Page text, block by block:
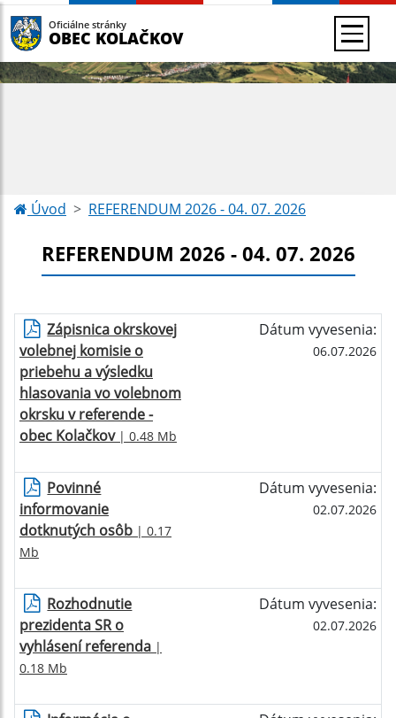
Oficiálne stránky
OBEC KOLAČKOV
Úvod REFERENDUM 2026 - 04. 07. 2026
REFERENDUM 2026 - 04. 07. 2026
Zápisnica okrskovej
volebnej komisie o
priebehu a výsledku
hlasovania vo volebnom
okrsku v referende -
obec Kolačkov| 0.48 Mb
Dátum vyvesenia:
06.07.2026
Povinné
informovanie
dotknutých osôb | 0.17
Mb
Dátum vyvesenia:
02.07.2026
Rozhodnutie
prezidenta SR o
vyhlásení referenda |
0.18 Mb
Dátum vyvesenia:
02.07.2026